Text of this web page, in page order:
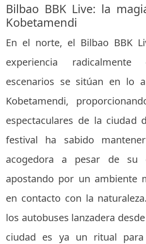
Bilbao BBK Live: la
Kobetamendi
En el norte, el Bilbao BBK
experiencia
escenarios se sitúan en lo
Kobetamendi,
espectaculares de la ciudad
festival ha sabido
acogedora a pesar de su
apostando por un ambiente
en contacto con la
los autobuses lanzadera
ciudad es ya un ritual